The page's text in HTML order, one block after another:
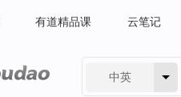
有道精品课 云笔记
中英